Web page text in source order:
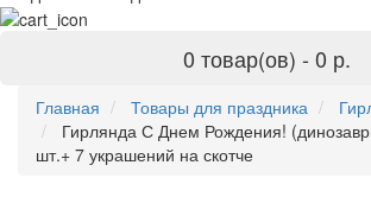
0 товар(ов) - 0 р.
Главная Товары для праздника
Гирлянда С Днем Рождения!
шт.+ 7 украшений на скотче